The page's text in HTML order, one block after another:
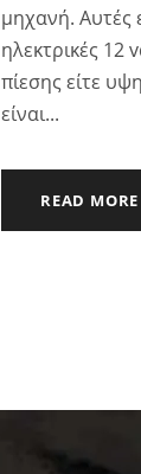
μηχανή. Αυτές
ηλεκτρικές 12
πίεσης είτε
είναι...
READ MORE